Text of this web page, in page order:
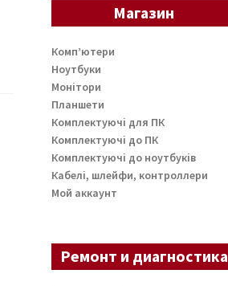
Магазин
Комп’ютери
Ноутбуки
Монітори
Планшети
Комплектуючі для ПК
Комплектуючі до ПК
Комплектуючі до ноутбуків
Кабелі, шлейфи, контроллери
Мой аккаунт
Ремонт и диагностика